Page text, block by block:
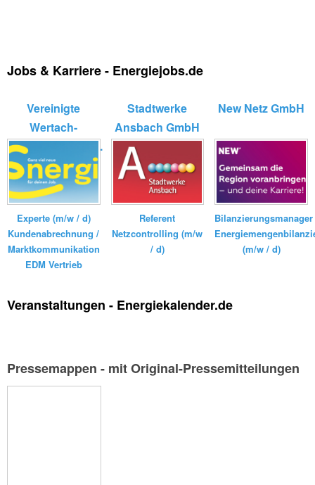
Jobs & Karriere - Energiejobs.de
Vereinigte
Wertach-
Elektrizitätswerk...
Experte (m/w / d)
Kundenabrechnung /
Marktkommunikation
EDM Vertrieb
Stadtwerke
Ansbach GmbH
Referent
Netzcontrolling (m/w
/ d)
New Netz GmbH
Bilanzierungsmanager
(m/w / d)
Veranstaltungen - Energiekalender.de
Pressemappen - mit Original-Pressemitteilungen